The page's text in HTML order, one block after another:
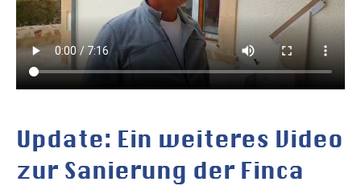
Update: Ein weiteres Video
zur Sanierung der Finca